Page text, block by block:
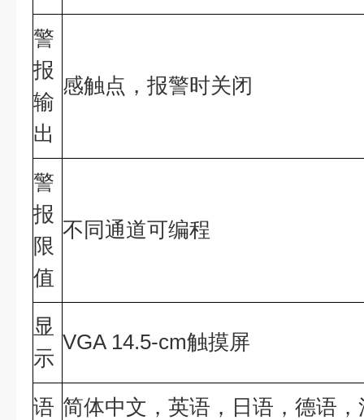
警
报
输
出
感触点，报警时关闭
警
报
限
值
不同通道可编程
显
示
VGA 14.5-cm触摸屏
语 简体中文，英语，日语，德语